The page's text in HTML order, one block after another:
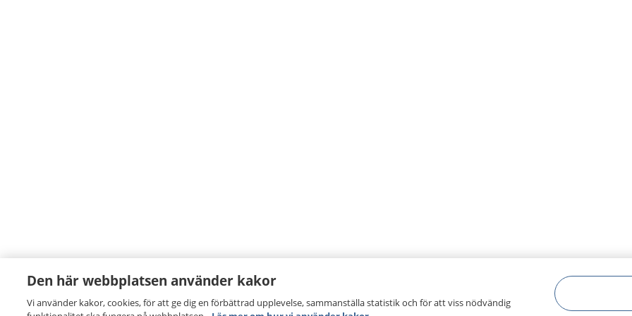
Den här webbplatsen använder kakor
Vi använder kakor, cookies, för att ge dig en förbättrad upplevelse, sammanställa statistik och för att viss nödvändig